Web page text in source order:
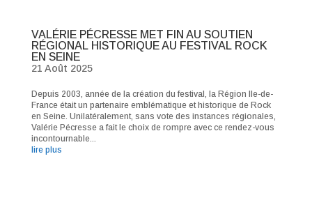
VALÉRIE PÉCRESSE MET FIN AU SOUTIEN
RÉGIONAL HISTORIQUE AU FESTIVAL ROCK
EN SEINE
21 Août 2025
Depuis 2003, année de la création du festival, la Région Ile-de-
France était un partenaire emblématique et historique de Rock
en Seine. Unilatéralement, sans vote des instances régionales,
Valérie Pécresse a fait le choix de rompre avec ce rendez-vous
incontournable...
lire plus